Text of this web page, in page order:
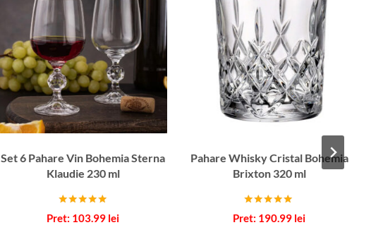
Set 6 Pahare Vin Bohemia Sterna
Klaudie 230 ml
Evaluat la
5.00
103.99 lei
Pahare Whisky Cristal Bohemia
Brixton 320 ml
Evaluat la
5.00
190.99 lei